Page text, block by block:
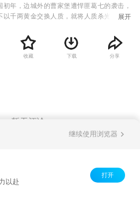
初年，边城外的曹家堡遭悍匪葛七的袭击，
以千两黄金交换人质，就将人质杀光。警骑
了冲突。消失了十年又现身的匪首姚方、北
府的侦探等人此时也云集边城。战乱中，同
上了铁君石的三个女人：绸缎庄掌柜苏锦
展开
收藏 下载 分享
暂无评论
继续使用浏览器
以赴
打开